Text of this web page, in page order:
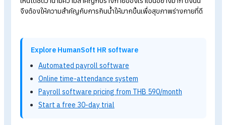
นอกจากนี้น้ำยังมีความสำคัญต่อร่างกาย คือ
ลำไส้เล็กเข้าสู่กระแสเลือด
เป็นตัวกลางนำอาหารและออกซิเจนไปเลี้ยงเซลล์
นำของเสียในร่างกายไปขับถ่ายในอวัยวะส่วนต่าง ๆ
ช่วยหล่อลื่นให้อวัยวะต่าง ๆ มีการเคลื่อนไหวได้ดีและทำงานได้
ปกติ
ควบคุมอุณหภูมิของร่างกายให้คงที่